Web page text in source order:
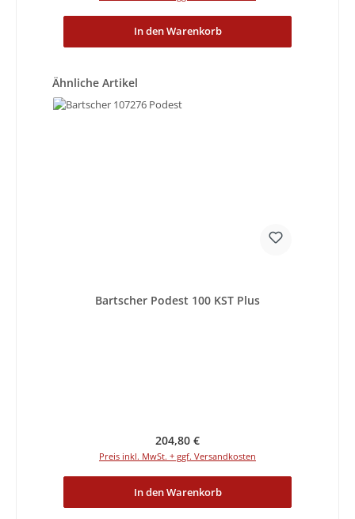
In den Warenkorb
Produktgalerie überspringen
Ähnliche Artikel
Bartscher Podest 100 KST Plus
Regulärer Preis:
204,80 €
Preis inkl. MwSt. + ggf. Versandkosten
In den Warenkorb